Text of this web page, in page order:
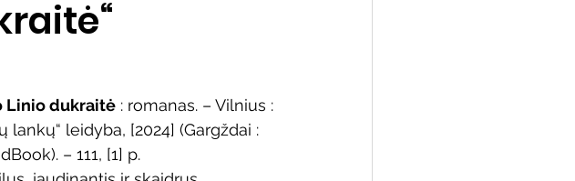
veikla Naujos knygos vaikams
Linio dukraitė : romanas. – Vilnius :
lankų“ leidyba, [2024] (Gargždai :
– 111, [1] p.